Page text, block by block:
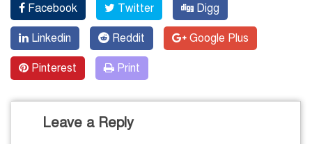
Facebook Twitter Digg
Linkedin Reddit Google Plus
Pinterest Print
Leave a Reply